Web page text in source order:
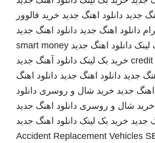
جدید دانلود اهنگ جدید خرید فالوور
دانلود اهنگ جدید دانلود اهنگ جدید
لینک دانلود اهنگ جدید smart money
credit خرید بک لینک دانلود آهنگ جدید
جدید دانلود اهنگ جدید دانلود اهنگ
اهنگ جدید خرید شال و روسری دانلود
خرید شال و روسری دانلود اهنگ جدید
جدید خرید بک لینک دانلود اهنگ جدید
Accident Replacement Vehicles